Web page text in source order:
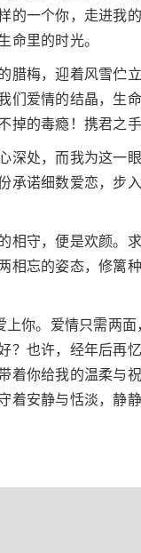
的一个你，走进我
命里的时光。
腊梅，迎着风雪伫
们爱情的结晶，生
的毒瘾！携君之
深处，而我为这一
承诺细数爱恋，步
相守，便是欢颜。
相忘的姿态，修篱
你。爱情只需两
？也许，经年后再
你给我的温柔与
着安静与恬淡，静